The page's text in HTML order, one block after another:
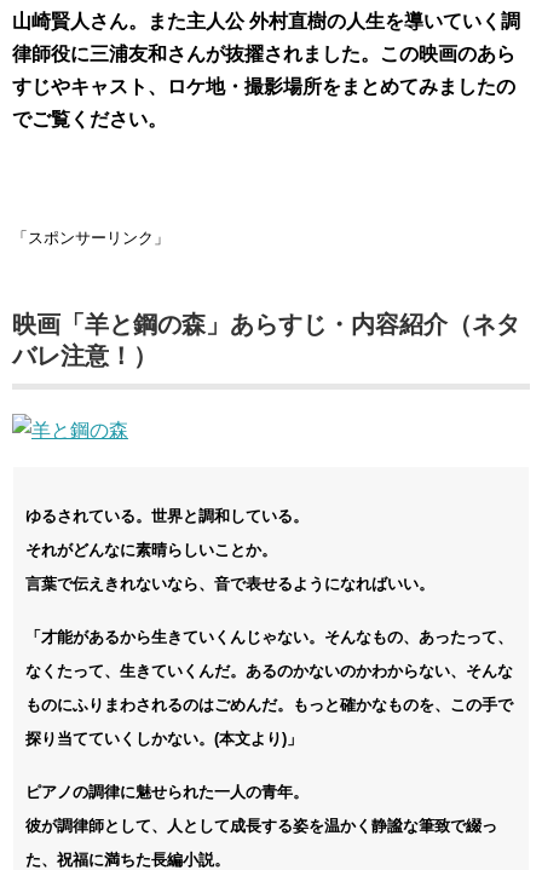
山崎賢人さん。また主人公 外村直樹の人生を導いていく調
律師役に三浦友和さんが抜擢されました。この映画のあら
すじやキャスト、ロケ地・撮影場所をまとめてみましたの
でご覧ください。
「スポンサーリンク」
映画「羊と鋼の森」あらすじ・内容紹介（ネタ
バレ注意！）
ゆるされている。世界と調和している。
それがどんなに素晴らしいことか。
言葉で伝えきれないなら、音で表せるようになればいい。
「才能があるから生きていくんじゃない。そんなもの、あったって、
なくたって、生きていくんだ。あるのかないのかわからない、そんな
ものにふりまわされるのはごめんだ。もっと確かなものを、この手で
探り当てていくしかない。(本文より)」
ピアノの調律に魅せられた一人の青年。
彼が調律師として、人として成長する姿を温かく静謐な筆致で綴っ
た、祝福に満ちた長編小説。